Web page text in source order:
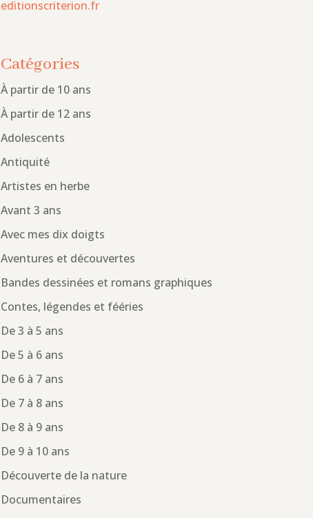
editionscriterion.fr
Catégories
À partir de 10 ans
À partir de 12 ans
Adolescents
Antiquité
Artistes en herbe
Avant 3 ans
Avec mes dix doigts
Aventures et découvertes
Bandes dessinées et romans graphiques
Contes, légendes et fééries
De 3 à 5 ans
De 5 à 6 ans
De 6 à 7 ans
De 7 à 8 ans
De 8 à 9 ans
De 9 à 10 ans
Découverte de la nature
Documentaires